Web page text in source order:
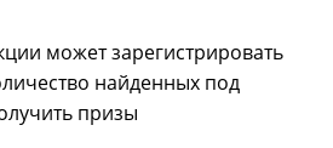
может зарегистрировать
найденных под
призы